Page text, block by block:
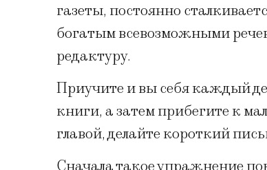
газеты, постоянно
богатым всевозможными
редактуру.
Приучите и вы себя каждый
книги, а затем прибегите к
главой, делайте короткий